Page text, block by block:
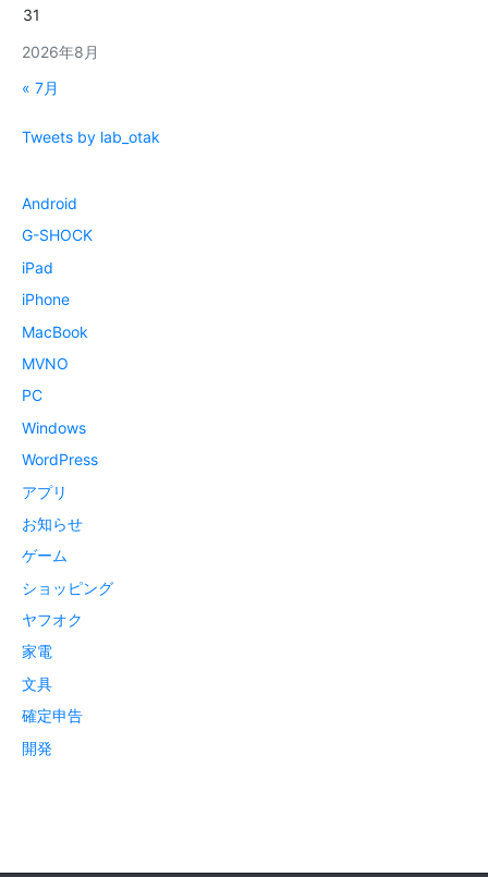
2026年8月
31
« 7月
Tweets by lab_otak
Android
G-SHOCK
iPad
iPhone
MacBook
MVNO
PC
Windows
WordPress
アプリ
お知らせ
ゲーム
ショッピング
ヤフオク
家電
文具
確定申告
開発